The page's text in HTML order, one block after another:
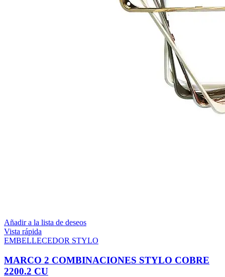
Añadir a la lista de deseos
Vista rápida
EMBELLECEDOR STYLO
MARCO 2 COMBINACIONES STYLO COBRE
2200.2 CU